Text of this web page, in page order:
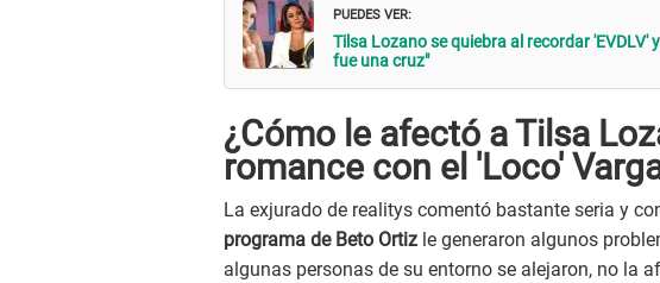
PUEDES VER:
Tilsa Lozano se quiebra al recordar 'EVDLV'
fue una cruz"
¿Cómo le afectó a Tilsa
romance con el 'Loco'
La exjurado de realitys comentó bastante seria y
programa de Beto Ortiz le generaron algunos
algunas personas de su entorno se alejaron, no la